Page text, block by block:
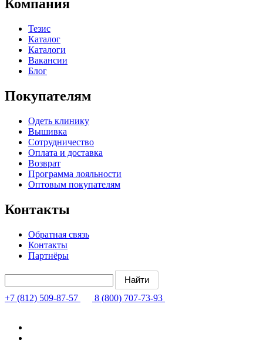
Компания
Тезис
Каталог
Каталоги
Вакансии
Блог
Покупателям
Одеть клинику
Вышивка
Сотрудничество
Оплата и доставка
Возврат
Программа лояльности
Оптовым покупателям
Контакты
Обратная связь
Контакты
Партнёры
+7 (812) 509-87-57 8 (800) 707-73-93